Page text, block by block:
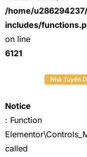
/home/
includes/
on line
6121
Nhà Tuyển
Notice
: Function
called